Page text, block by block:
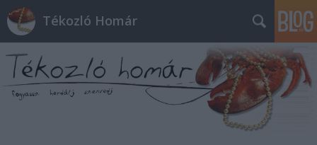
Tékozló Homár